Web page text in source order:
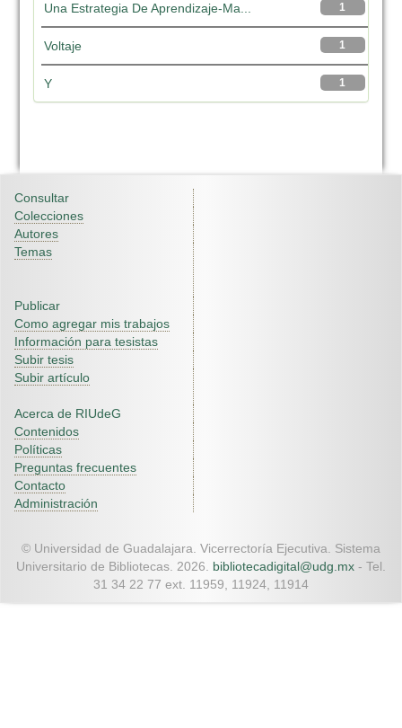
1
Una Estrategia De Aprendizaje-Ma...
1
Voltaje
1
Y
Consultar
Colecciones
Autores
Temas
Publicar
Como agregar mis trabajos
Información para tesistas
Subir tesis
Subir artículo
Acerca de RIUdeG
Contenidos
Políticas
Preguntas frecuentes
Contacto
Administración
© Universidad de Guadalajara. Vicerrectoría Ejecutiva. Sistema
Universitario de Bibliotecas. 2026. bibliotecadigital@udg.mx - Tel.
31 34 22 77 ext. 11959, 11924, 11914